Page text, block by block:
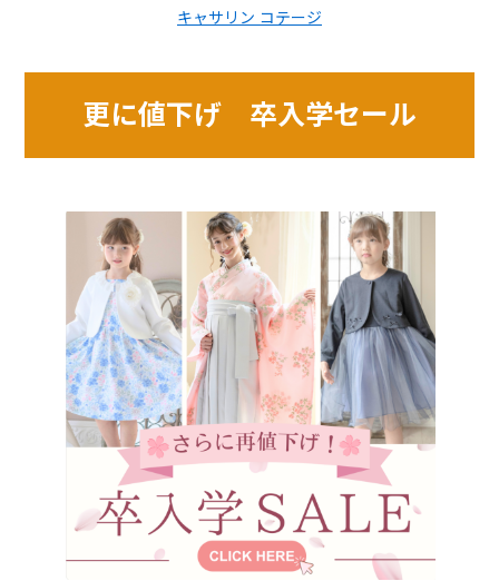
キャサリン コテージ
更に値下げ 卒入学セール